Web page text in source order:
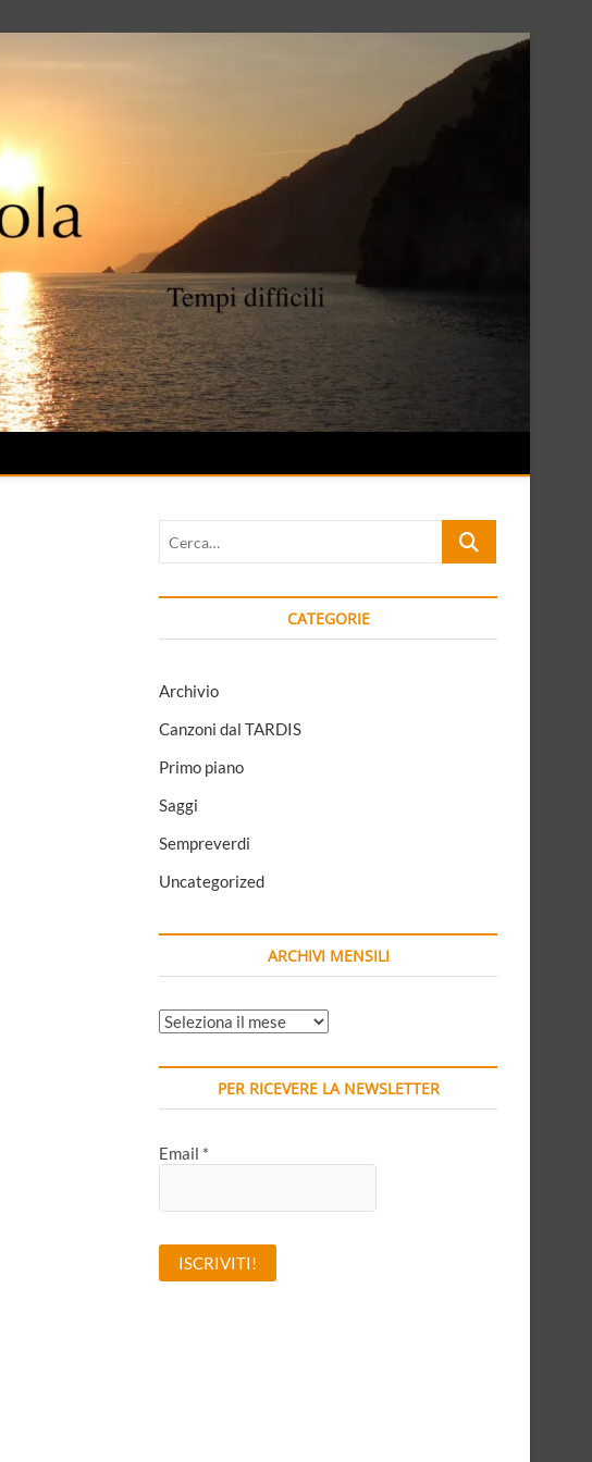
Cerca…
CATEGORIE
Archivio
Canzoni dal TARDIS
Primo piano
Saggi
Sempreverdi
Uncategorized
ARCHIVI MENSILI
ARCHIVI
PER RICEVERE LA NEWSLETTER
Email *